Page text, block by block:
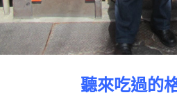
聽來吃過的